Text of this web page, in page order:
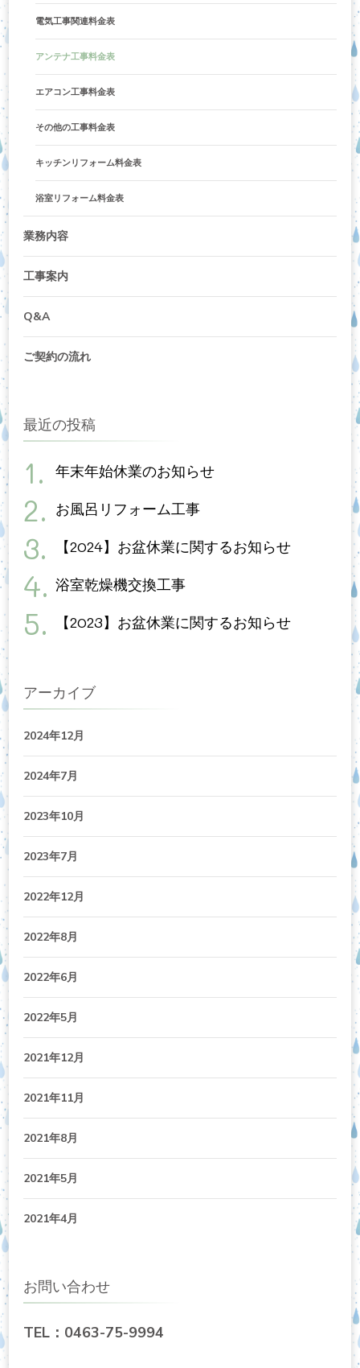
電気工事関連料金表
アンテナ工事料金表
エアコン工事料金表
その他の工事料金表
キッチンリフォーム料金表
浴室リフォーム料金表
業務内容
工事案内
Q&A
ご契約の流れ
最近の投稿
年末年始休業のお知らせ
お風呂リフォーム工事
【2024】お盆休業に関するお知らせ
浴室乾燥機交換工事
【2023】お盆休業に関するお知らせ
アーカイブ
2024年12月
2024年7月
2023年10月
2023年7月
2022年12月
2022年8月
2022年6月
2022年5月
2021年12月
2021年11月
2021年8月
2021年5月
2021年4月
お問い合わせ
TEL：0463-75-9994